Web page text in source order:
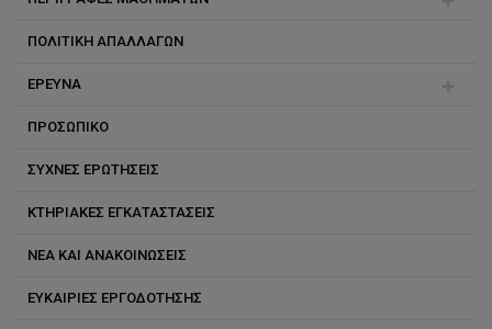
Αγγλικά
Ελληνικά
Γαλλικά
Γερμανικά
Ισπανικά
Ιταλικά
Ρωσικά
ΠΟΛΙΤΙΚΗ ΑΠΑΛΛΑΓΩΝ
ΕΡΕΥΝΑ
Ερευνητικά προγράμματα
Δημοσιεύσεις
ΠΡΟΣΩΠΙΚΟ
Τζακ Burston
Μonique Burston
ΣΥΧΝΕΣ ΕΡΩΤΗΣΕΙΣ
KΤΗΡΙΑΚΕΣ ΕΓΚΑΤΑΣΤΑΣΕΙΣ
ΝΕΑ ΚΑΙ ΑΝΑΚΟΙΝΩΣΕΙΣ
ΕΥΚΑΙΡΙΕΣ ΕΡΓΟΔΟΤΗΣΗΣ